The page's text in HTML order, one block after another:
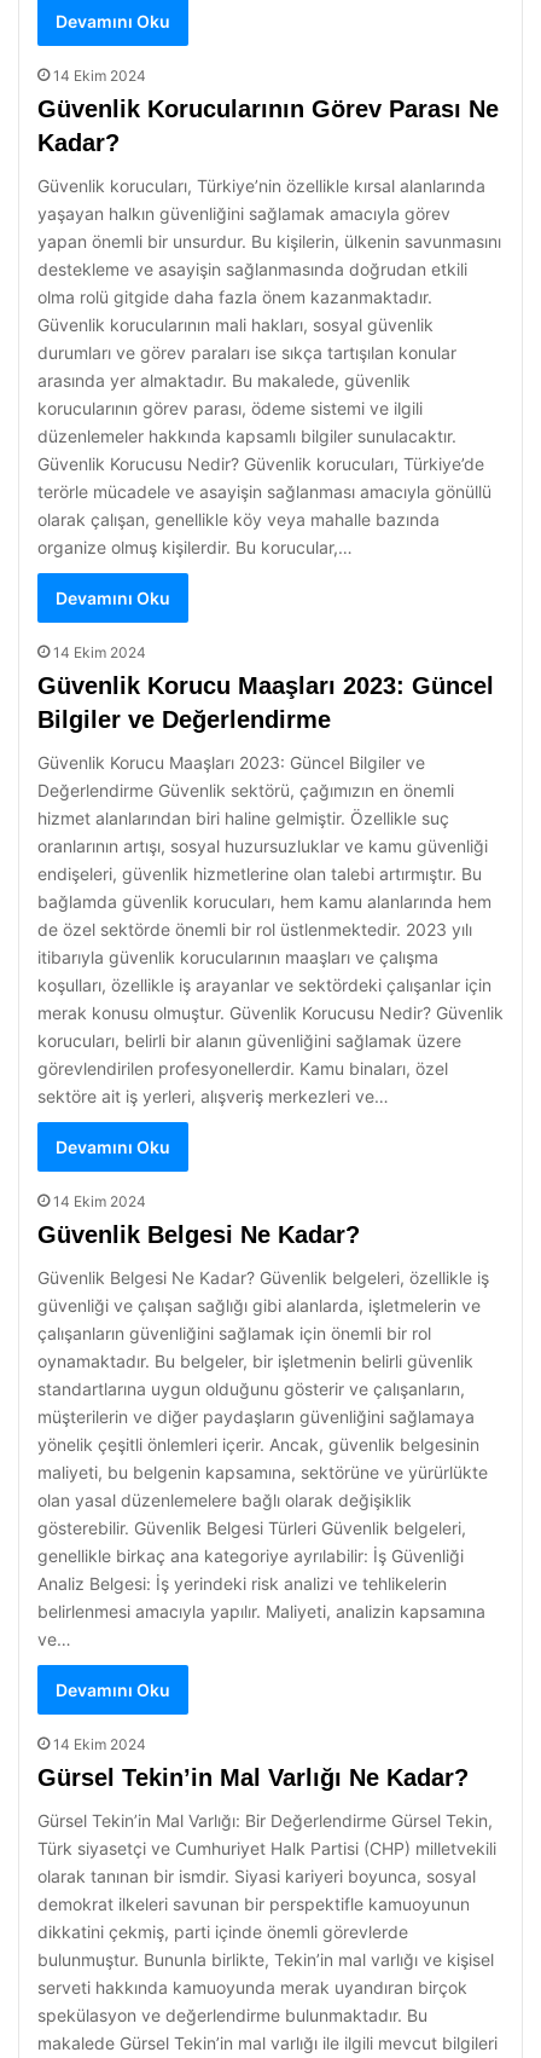
Devamını Oku
14 Ekim 2024
Güvenlik Korucularının Görev Parası Ne
Kadar?
Güvenlik korucuları, Türkiye’nin özellikle kırsal alanlarında
yaşayan halkın güvenliğini sağlamak amacıyla görev
yapan önemli bir unsurdur. Bu kişilerin, ülkenin savunmasını
destekleme ve asayişin sağlanmasında doğrudan etkili
olma rolü gitgide daha fazla önem kazanmaktadır.
Güvenlik korucularının mali hakları, sosyal güvenlik
durumları ve görev paraları ise sıkça tartışılan konular
arasında yer almaktadır. Bu makalede, güvenlik
korucularının görev parası, ödeme sistemi ve ilgili
düzenlemeler hakkında kapsamlı bilgiler sunulacaktır.
Güvenlik Korucusu Nedir? Güvenlik korucuları, Türkiye’de
terörle mücadele ve asayişin sağlanması amacıyla gönüllü
olarak çalışan, genellikle köy veya mahalle bazında
organize olmuş kişilerdir. Bu korucular,…
Devamını Oku
14 Ekim 2024
Güvenlik Korucu Maaşları 2023: Güncel
Bilgiler ve Değerlendirme
Güvenlik Korucu Maaşları 2023: Güncel Bilgiler ve
Değerlendirme Güvenlik sektörü, çağımızın en önemli
hizmet alanlarından biri haline gelmiştir. Özellikle suç
oranlarının artışı, sosyal huzursuzluklar ve kamu güvenliği
endişeleri, güvenlik hizmetlerine olan talebi artırmıştır. Bu
bağlamda güvenlik korucuları, hem kamu alanlarında hem
de özel sektörde önemli bir rol üstlenmektedir. 2023 yılı
itibarıyla güvenlik korucularının maaşları ve çalışma
koşulları, özellikle iş arayanlar ve sektördeki çalışanlar için
merak konusu olmuştur. Güvenlik Korucusu Nedir? Güvenlik
korucuları, belirli bir alanın güvenliğini sağlamak üzere
görevlendirilen profesyonellerdir. Kamu binaları, özel
sektöre ait iş yerleri, alışveriş merkezleri ve…
Devamını Oku
14 Ekim 2024
Güvenlik Belgesi Ne Kadar?
Güvenlik Belgesi Ne Kadar? Güvenlik belgeleri, özellikle iş
güvenliği ve çalışan sağlığı gibi alanlarda, işletmelerin ve
çalışanların güvenliğini sağlamak için önemli bir rol
oynamaktadır. Bu belgeler, bir işletmenin belirli güvenlik
standartlarına uygun olduğunu gösterir ve çalışanların,
müşterilerin ve diğer paydaşların güvenliğini sağlamaya
yönelik çeşitli önlemleri içerir. Ancak, güvenlik belgesinin
maliyeti, bu belgenin kapsamına, sektörüne ve yürürlükte
olan yasal düzenlemelere bağlı olarak değişiklik
gösterebilir. Güvenlik Belgesi Türleri Güvenlik belgeleri,
genellikle birkaç ana kategoriye ayrılabilir: İş Güvenliği
Analiz Belgesi: İş yerindeki risk analizi ve tehlikelerin
belirlenmesi amacıyla yapılır. Maliyeti, analizin kapsamına
ve…
Devamını Oku
14 Ekim 2024
Gürsel Tekin’in Mal Varlığı Ne Kadar?
Gürsel Tekin’in Mal Varlığı: Bir Değerlendirme Gürsel Tekin,
Türk siyasetçi ve Cumhuriyet Halk Partisi (CHP) milletvekili
olarak tanınan bir ismdir. Siyasi kariyeri boyunca, sosyal
demokrat ilkeleri savunan bir perspektifle kamuoyunun
dikkatini çekmiş, parti içinde önemli görevlerde
bulunmuştur. Bununla birlikte, Tekin’in mal varlığı ve kişisel
serveti hakkında kamuoyunda merak uyandıran birçok
spekülasyon ve değerlendirme bulunmaktadır. Bu
makalede Gürsel Tekin’in mal varlığı ile ilgili mevcut bilgileri